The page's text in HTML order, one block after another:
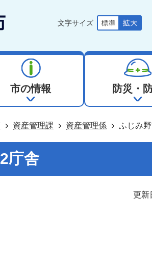
文字サイズ
市の情報 防災・
資産管理課 資産管理係 ふじみ
庁舎
更新